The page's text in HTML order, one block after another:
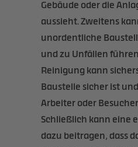
Gebäude oder die
aussieht. Zweitens
unordentliche
und zu Unfällen
Reinigung kann
Baustelle sicher ist
Arbeiter oder
Schließlich kann eine
dazu beitragen, dass